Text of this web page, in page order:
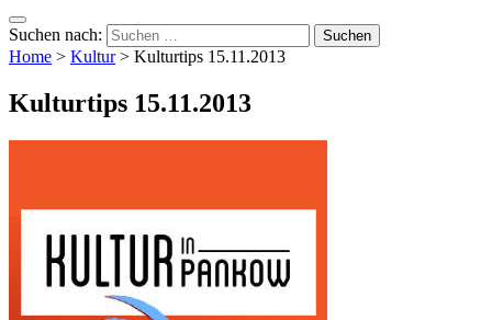
Suchen nach:
Home > Kultur> Kulturtips 15.11.2013
Kulturtips 15.11.2013